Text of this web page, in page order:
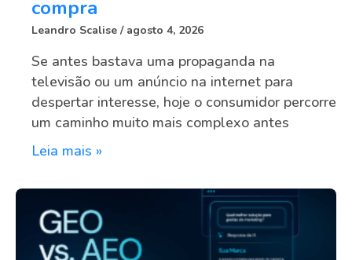
compra
Leandro Scalise agosto 4, 2026
Se antes bastava uma propaganda na
televisão ou um anúncio na internet para
despertar interesse, hoje o consumidor percorre
um caminho muito mais complexo antes
Leia mais »